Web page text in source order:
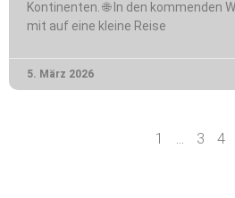
Kontinenten. 🌐 In den kommenden
mit auf eine kleine Reise
5. März 2026
1 3 4